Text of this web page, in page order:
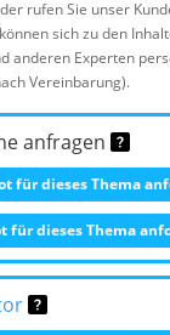
rufen Sie unser
sich zu den
anderen Experten
Vereinbarung).
anfragen
für dieses Thema
für dieses Thema